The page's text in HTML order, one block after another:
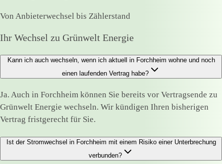
Von Anbieterwechsel bis Zählerstand
Ihr Wechsel zu Grünwelt Energie
Kann ich auch wechseln, wenn ich aktuell in Forchheim wohne und noch
einen laufenden Vertrag habe?
Ja. Auch in Forchheim können Sie bereits vor Vertragsende zu
Grünwelt Energie wechseln. Wir kündigen Ihren bisherigen
Vertrag fristgerecht für Sie.
Ist der Stromwechsel in Forchheim mit einem Risiko einer Unterbrechung
verbunden?